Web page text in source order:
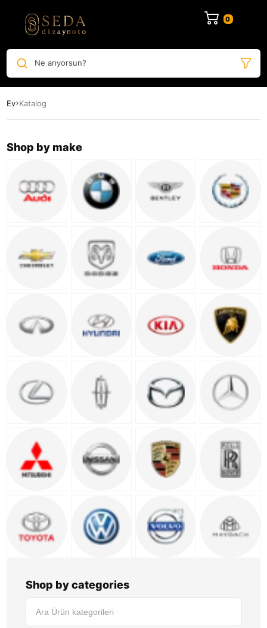
Ne arıyorsun?
Ev Katalog
Shop by make
Shop by categories